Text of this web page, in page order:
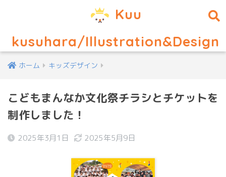
Kuu
kusuhara/Illustration&Design
ホーム キッズデザイン
こどもまんなか文化祭チラシとチケットを
制作しました！
2025年3月1日 2025年5月9日